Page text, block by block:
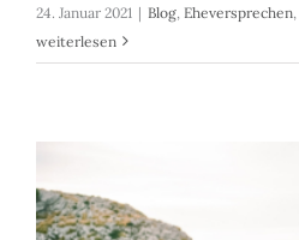
24. Januar 2021 | Blog Eheversprechen
weiterlesen